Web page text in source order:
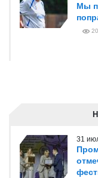
Мы
31